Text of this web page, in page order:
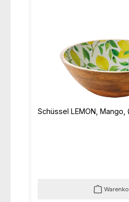
Schüssel LEMON, Mango,